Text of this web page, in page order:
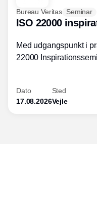
Bureau Veritas Seminar
ISO 22000
Med udgangspunkt i
22000
fødevarestandardens
standarder.
Dato
17.08.2026
Sted
Vejle